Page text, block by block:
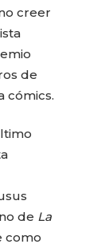
creer
de
cómics.
de La
como